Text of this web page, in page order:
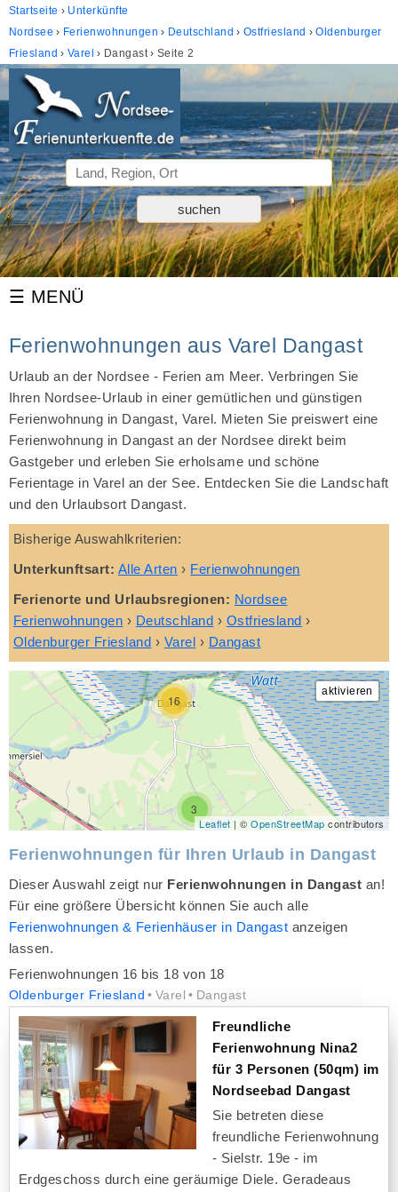
Startseite
Unterkünfte
Nordsee
Ferienwohnungen Deutschland Ostfriesland
Oldenburger
Friesland
Varel Dangast Seite 2
Ferienwohnungen aus Varel Dangast
Urlaub an der Nordsee - Ferien am Meer. Verbringen Sie
Ihren Nordsee-Urlaub in einer gemütlichen und günstigen
Ferienwohnung in Dangast, Varel. Mieten Sie preiswert eine
Ferienwohnung in Dangast an der Nordsee direkt beim
Gastgeber und erleben Sie erholsame und schöne
Ferientage in Varel an der See. Entdecken Sie die Landschaft
und den Urlaubsort Dangast.
Bisherige Auswahlkriterien:
Unterkunftsart: Alle Arten › Ferienwohnungen
Ferienorte und Urlaubsregionen: Nordsee
Ferienwohnungen › Deutschland › Ostfriesland ›
Oldenburger Friesland › Varel › Dangast
3
16
Leaflet | ©OpenStreetMap contributors
Ferienwohnungen für Ihren Urlaub in Dangast
Dieser Auswahl zeigt nur Ferienwohnungen in Dangast an!
Für eine größere Übersicht können Sie auch alle
Ferienwohnungen & Ferienhäuser in Dangast anzeigen
lassen.
Ferienwohnungen 16 bis 18 von 18
Oldenburger Friesland Varel Dangast
Freundliche
Ferienwohnung Nina2
für 3 Personen (50qm) im
Nordseebad Dangast
Sie betreten diese
freundliche Ferienwohnung
- Sielstr. 19e - im
Erdgeschoss durch eine geräumige Diele. Geradeaus